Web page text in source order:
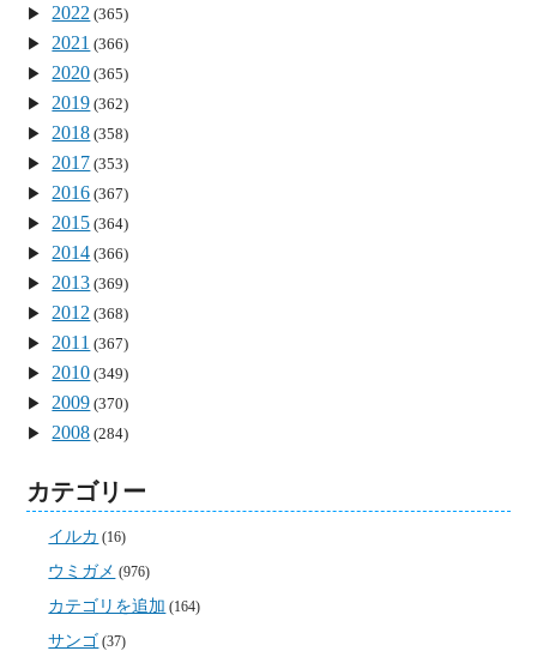
2022 (365)
2021 (366)
2020 (365)
2019 (362)
2018 (358)
2017 (353)
2016 (367)
2015 (364)
2014 (366)
2013 (369)
2012 (368)
2011 (367)
2010 (349)
2009 (370)
2008 (284)
カテゴリー
イルカ (16)
ウミガメ (976)
カテゴリを追加 (164)
サンゴ (37)